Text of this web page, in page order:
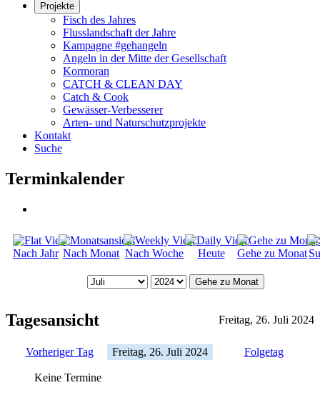
Projekte
Fisch des Jahres
Flusslandschaft der Jahre
Kampagne #gehangeln
Angeln in der Mitte der Gesellschaft
Kormoran
CATCH & CLEAN DAY
Catch & Cook
Gewässer-Verbesserer
Arten- und Naturschutzprojekte
Kontakt
Suche
Terminkalender
Nach Jahr Nach Monat Nach Woche Heute Gehe zu Monat
Gehe zu Monat
Tagesansicht Freitag, 26. Juli 2024
Vorheriger Tag Freitag, 26. Juli 2024 Folgetag
Keine Termine